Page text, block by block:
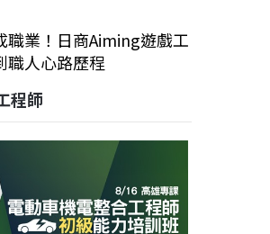
職業！日商Aiming遊戲工
職人心路歷程
程師